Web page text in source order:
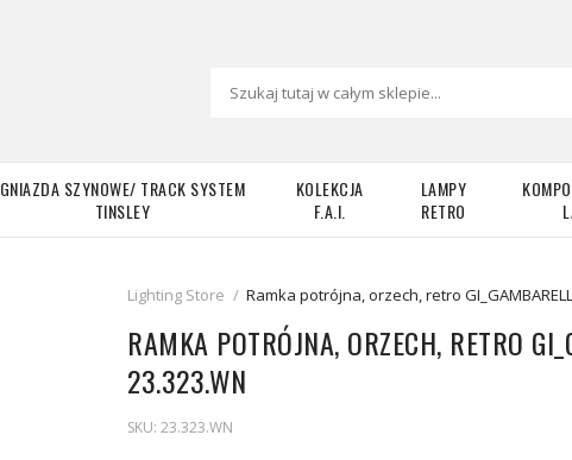
GNIAZDA SZYNOWE/ TRACK SYSTEM
TINSLEY
KOLEKCJA
F.A.I.
LAMPY
RETRO
Lighting Store / Ramka potrójna, orzech, retro
RAMKA POTRÓJNA, ORZECH, RETRO
23.323.WN
SKU: 23.323.WN